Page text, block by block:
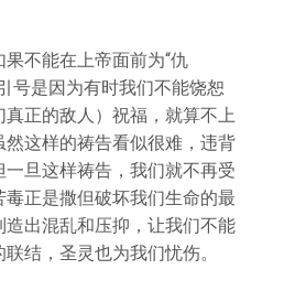
不能在上帝面前为“仇
号是因为有时我们不能饶恕
真正的敌人）祝福，就算不上
然这样的祷告看似很难，违背
一旦这样祷告，我们就不再受
毒正是撒但破坏我们生命的最
造出混乱和压抑，让我们不能
结，圣灵也为我们忧伤。